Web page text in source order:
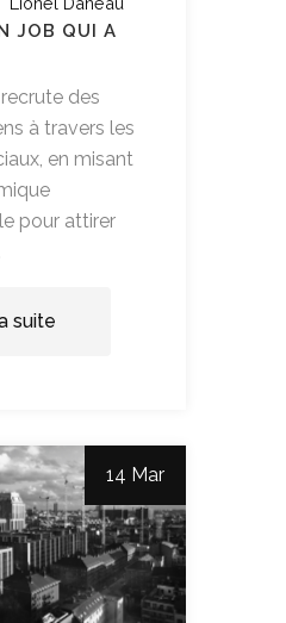
JOB QUI A
des
à travers les
en misant
pour attirer
suite
14 Mar